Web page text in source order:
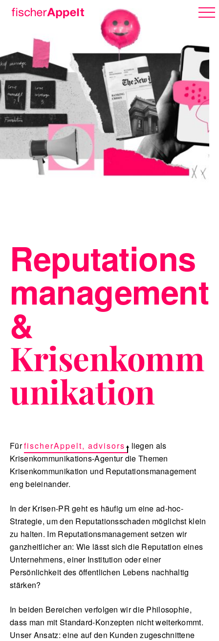
Über uns
Arbeiten
Karriere
Blog
Nachhaltigkeit
f_LAB
English
Reputations
management
&
Krisenkomm
unikation
FürfischerAppelt, advisors
liegen als
Krisenkommunikations-Agentur die Themen
Krisenkommunikation und Reputationsmanagement
eng beieinander.
In der Krisen-PR geht es häufig um eine ad-hoc-
Strategie, um den Reputationsschaden möglichst klein
zu halten. Im Reputationsmanagement setzen wir
ganzheitlicher an: Wie lässt sich die Reputation eines
Unternehmens, einer Institution oder einer
Persönlichkeit des öffentlichen Lebens nachhaltig
stärken?
In beiden Bereichen verfolgen wir die Philosophie,
dass man mit Standard-Konzepten nicht weiterkommt.
Unser Ansatz: eine auf den Kunden zugeschnittene